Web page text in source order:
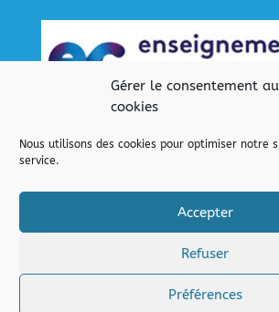
Gérer le consentement
cookies
Nous utilisons des cookies pour optimiser notre
service.
Accepter
Refuser
Préférences
Nos liens
Lien pour se connecter